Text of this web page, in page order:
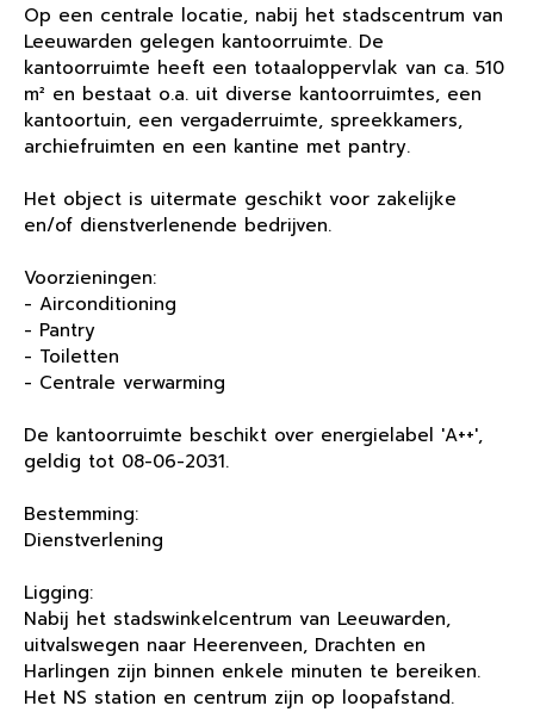
Op een centrale locatie, nabij het stadscentrum van
Leeuwarden gelegen kantoorruimte. De
kantoorruimte heeft een totaaloppervlak van ca. 510
m² en bestaat o.a. uit diverse kantoorruimtes, een
kantoortuin, een vergaderruimte, spreekkamers,
archiefruimten en een kantine met pantry.
Het object is uitermate geschikt voor zakelijke
en/of dienstverlenende bedrijven.
Voorzieningen:
- Airconditioning
- Pantry
- Toiletten
- Centrale verwarming
De kantoorruimte beschikt over energielabel 'A++',
geldig tot 08-06-2031.
Bestemming:
Dienstverlening
Ligging:
Nabij het stadswinkelcentrum van Leeuwarden,
uitvalswegen naar Heerenveen, Drachten en
Harlingen zijn binnen enkele minuten te bereiken.
Het NS station en centrum zijn op loopafstand.